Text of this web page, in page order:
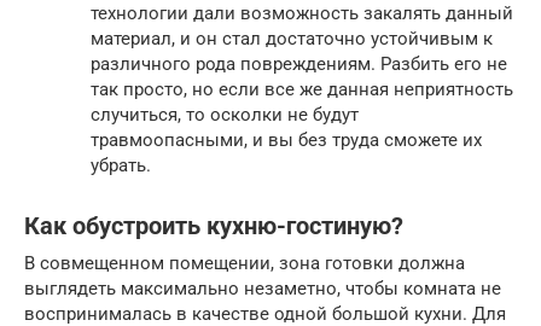
технологии дали возможность закалять данный
материал, и он стал достаточно устойчивым к
различного рода повреждениям. Разбить его не
так просто, но если все же данная неприятность
случиться, то осколки не будут
травмоопасными, и вы без труда сможете их
убрать.
Как обустроить кухню-гостиную?
В совмещенном помещении, зона готовки должна
выглядеть максимально незаметно, чтобы комната не
воспринималась в качестве одной большой кухни. Для